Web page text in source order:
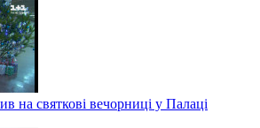
на святкові вечорниці у Палаці